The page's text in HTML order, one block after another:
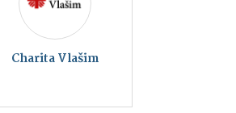
Charita Vlašim